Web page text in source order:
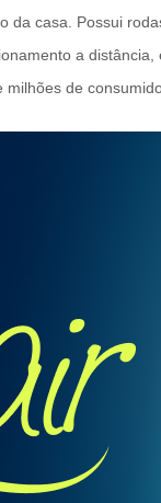
da casa. Possui
a
milhões de